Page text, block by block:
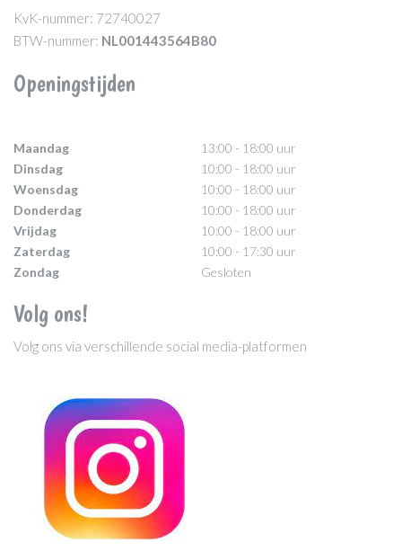
KvK-nummer: 72740027
BTW-nummer: NL001443564B80
Openingstijden
Maandag
13:00 - 18:00 uur
Dinsdag
10:00 - 18:00 uur
Woensdag
10:00 - 18:00 uur
Donderdag
10:00 - 18:00 uur
Vrijdag
10:00 - 18:00 uur
Zaterdag
10:00 - 17:30 uur
Zondag
Gesloten
Volg ons!
Volg ons via verschillende social media-platformen